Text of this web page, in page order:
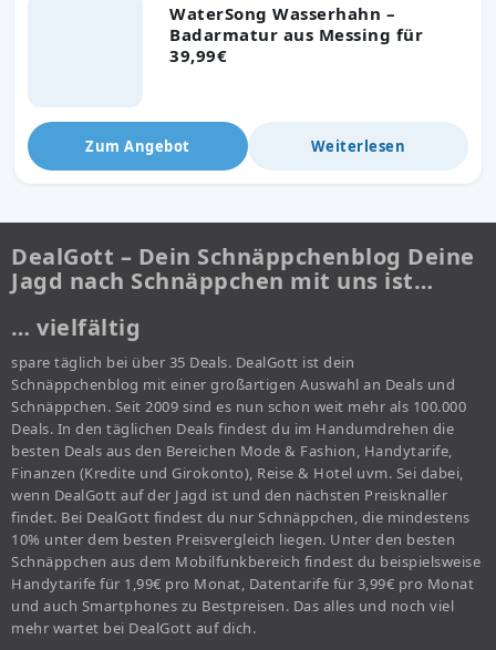
WaterSong Wasserhahn –
Badarmatur aus Messing für
39,99€
Zum Angebot Weiterlesen
DealGott – Dein Schnäppchenblog Deine
Jagd nach Schnäppchen mit uns ist…
… vielfältig
spare täglich bei über 35 Deals. DealGott ist dein
Schnäppchenblog mit einer großartigen Auswahl an Deals und
Schnäppchen. Seit 2009 sind es nun schon weit mehr als 100.000
Deals. In den täglichen Deals findest du im Handumdrehen die
besten Deals aus den Bereichen Mode & Fashion, Handytarife,
Finanzen (Kredite und Girokonto), Reise & Hotel uvm. Sei dabei,
wenn DealGott auf der Jagd ist und den nächsten Preisknaller
findet. Bei DealGott findest du nur Schnäppchen, die mindestens
10% unter dem besten Preisvergleich liegen. Unter den besten
Schnäppchen aus dem Mobilfunkbereich findest du beispielsweise
Handytarife für 1,99€ pro Monat, Datentarife für 3,99€ pro Monat
und auch Smartphones zu Bestpreisen. Das alles und noch viel
mehr wartet bei DealGott auf dich.